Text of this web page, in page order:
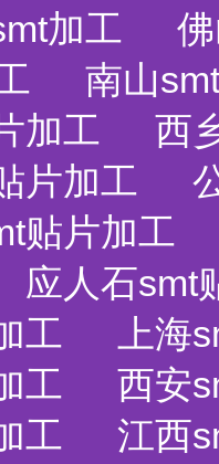
加工
南山
加工
西
片加工
贴片加工
应人石smt
工
上海
工
西安
工
江西